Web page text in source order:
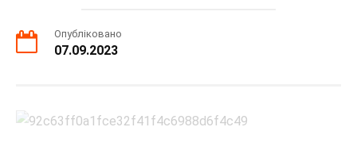
Опубліковано
07.09.2023